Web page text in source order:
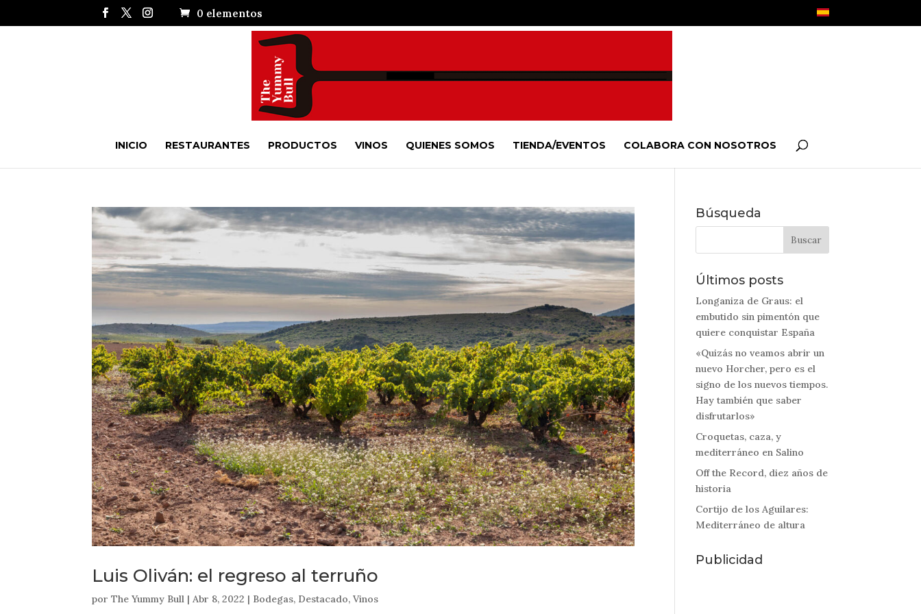
0 elementos
INICIO RESTAURANTES PRODUCTOS VINOS QUIENES SOMOS TIENDA/EVENTOS COLABORA CON NOSOTROS
Luis Oliván: el regreso al terruño
porThe Yummy Bull |Abr 8, 2022 | Bodegas, Destacado,Vinos
Búsqueda
Últimos posts
Longaniza de Graus: el
embutido sin pimentón que
quiere conquistar España
«Quizás no veamos abrir un
nuevo Horcher, pero es el
signo de los nuevos tiempos.
Hay también que saber
disfrutarlos»
Croquetas, caza, y
mediterráneo en Salino
Off the Record, diez años de
historia
Cortijo de los Aguilares:
Mediterráneo de altura
Publicidad